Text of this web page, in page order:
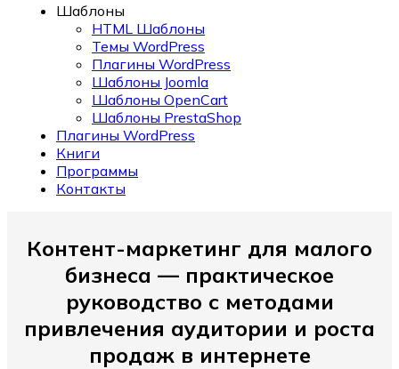
Шаблоны
HTML Шаблоны
Темы WordPress
Плагины WordPress
Шаблоны Joomla
Шаблоны OpenCart
Шаблоны PrestaShop
Плагины WordPress
Книги
Программы
Контакты
Контент-маркетинг для малого
бизнеса — практическое
руководство с методами
привлечения аудитории и роста
продаж в интернете